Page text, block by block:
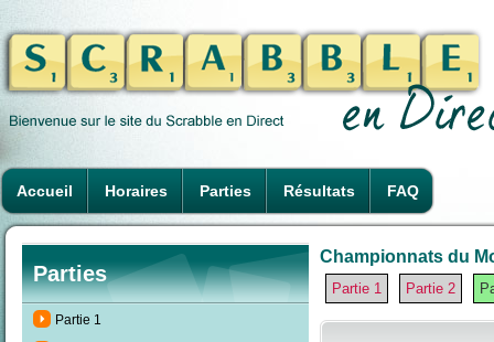
Accueil Horaires Parties Résultats FAQ
Parties
Partie 1
Championnats du
Partie 1 Partie 2